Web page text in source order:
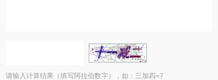
请输入计算结果（填写阿拉伯数字），如：三加四=7